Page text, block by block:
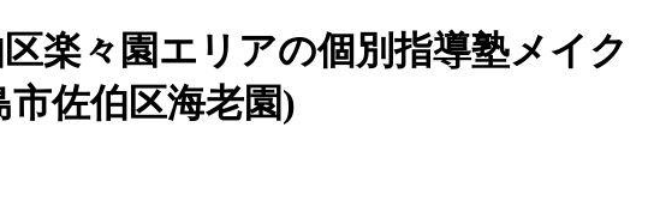
楽々園エリアの個別指導塾メイク
佐伯区海老園)